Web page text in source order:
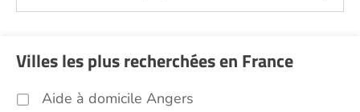
Portage de repas Haute Garonne (31)
médicaux...) Haute Garonne (31)
Garonne (31)
Villes les plus recherchées en France
Aide à domicile Angers